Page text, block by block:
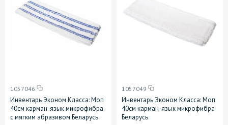
1057046
Инвентарь Эконом Класса: Моп
40см карман-язык микрофибра
с мягким абразивом Беларусь
1057049
Инвентарь Эконом Класса: Моп
40см карман-язык микрофибра
Беларусь